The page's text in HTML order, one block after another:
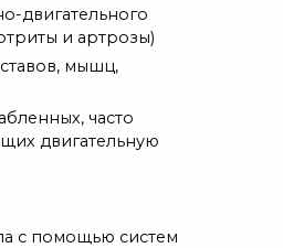
двигательного
и артрозы)
мышц,
часто
двигательную
с помощью систем